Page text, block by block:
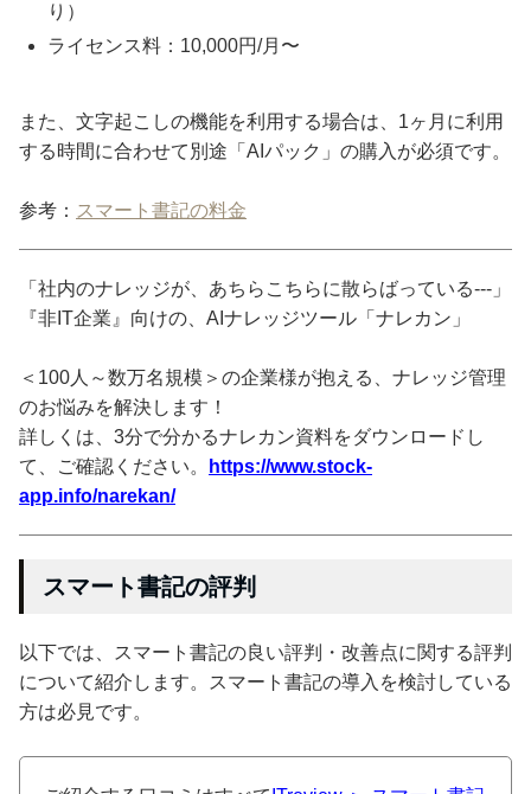
り）
ライセンス料：10,000円/月〜
また、文字起こしの機能を利用する場合は、1ヶ月に利用
する時間に合わせて別途「AIパック」の購入が必須です。
参考： スマート書記の料金
「社内のナレッジが、あちらこちらに散らばっている---」
『非IT企業』向けの、AIナレッジツール「ナレカン」
＜100人～数万名規模＞の企業様が抱える、ナレッジ管理
のお悩みを解決します！
詳しくは、3分で分かるナレカン資料をダウンロードし
て、ご確認ください。
https://www.stock-
app.info/narekan/
スマート書記の評判
以下では、スマート書記の良い評判・改善点に関する評判
について紹介します。スマート書記の導入を検討している
方は必見です。